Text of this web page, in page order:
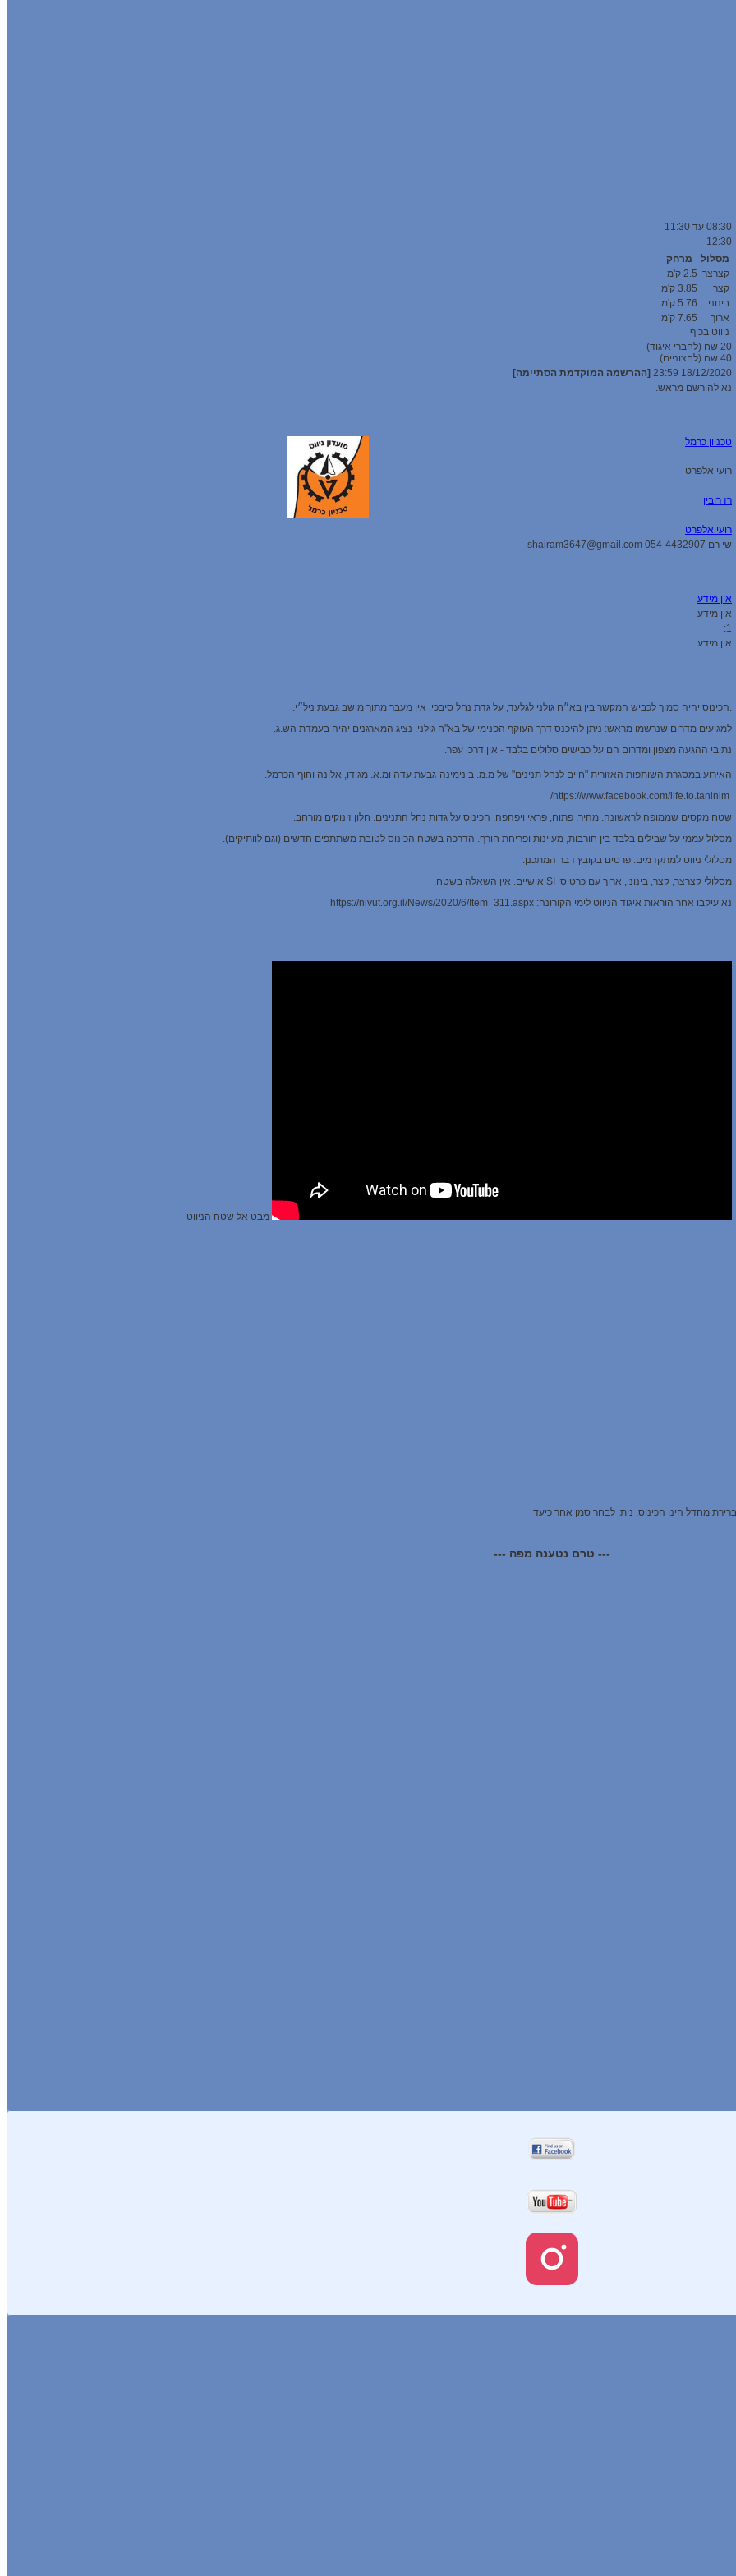
08:30 עד 11:30
12:30
מסלול
מרחק
קצרצר 2.5 ק'מ
קצר
3.85 ק'מ
בינוני
5.76 ק'מ
ארוך
7.65 ק'מ
ניווט בכיף
20 שח (לחברי איגוד)
40 שח (לחצוניים)
18/12/2020 23:59
[ההרשמה המוקדמת הסתיימה]
נא להירשם מראש.
טכניון כרמל
רועי אלפרט
רז רובין
רועי אלפרט
שי רם 054-4432907 shairam3647@gmail.com
אין מידע
אין מידע
1:
אין מידע
.הכינוס יהיה סמוך לכביש המקשר בין בא״ח גולני לגלעד, על גדת נחל סיבכי. אין מעבר מתוך מושב גבעת ניל״י.
למגיעים מדרום שנרשמו מראש: ניתן להיכנס דרך העוקף הפנימי של בא"ח גולני. נציג המארגנים יהיה בעמדת הש.ג.
נתיבי ההגעה מצפון ומדרום הם על כבישים סלולים בלבד - אין דרכי עפר.
האירוע במסגרת השותפות האזורית "חיים לנחל תנינים" של מ.מ. בינימינה-גבעת עדה ומ.א. מגידו, אלונה וחוף הכרמל.
שטח מקסים שממופה לראשונה. מהיר, פתוח, פראי ויפהפה. הכינוס על גדות נחל התנינים. חלון זינוקים מורחב.
מסלול עממי על שבילים בלבד בין חורבות, מעיינות ופריחת חורף. הדרכה בשטח הכינוס לטובת משתתפים חדשים (וגם לוותיקים).
מסלולי ניווט למתקדמים: פרטים בקובץ דבר המתכנן.
מסלולי קצרצר, קצר, בינוני, ארוך עם כרטיסי SI אישיים. אין השאלה בשטח.
נא עיקבו אחר הוראות איגוד הניווט לימי הקורונה: https://nivut.org.il/News/2020/6/Item_311.aspx
מבט אל שטח הניווט
מחדל הינו הכינוס, ניתן לבחר סמן אחר כיעד
--- טרם נטענה מפה ---